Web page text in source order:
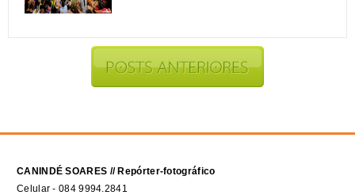
CANINDÉ SOARES // Repórter-fotográfico
Celular - 084 9994.2841